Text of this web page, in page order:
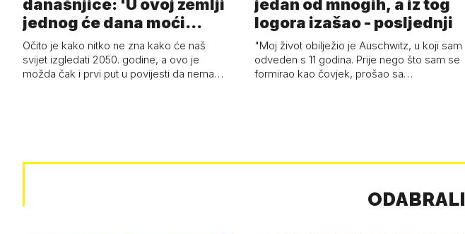
današnjice: 'U ovoj zemlji
jednog će dana moći
razviti i superl…
Očito je kako nitko ne zna kako će naš
svijet izgledati 2050. godine, a ovo je
možda čak i prvi put u povijesti da nema…
jedan od mnogih, a iz tog
logora izašao - posljednji
"Moj život obilježio je Auschwitz, u koji sam
odveden s 11 godina. Prije nego što sam se
formirao kao čovjek, prošao sa…